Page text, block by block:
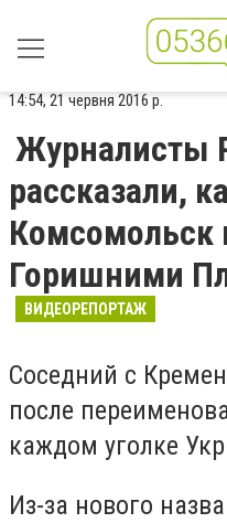
14:54, 21 червня 2016 р.
Журналисты
рассказали,
Комсомольск
Горишними
ВИДЕОРЕПОРТАЖ
Соседний с
после
каждом уголке
Из-за нового